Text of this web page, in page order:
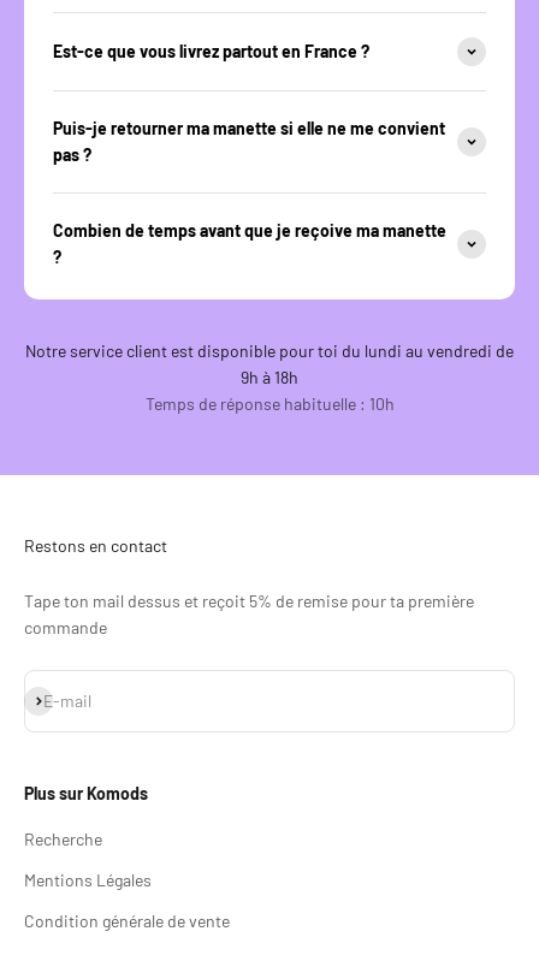
Est-ce que vous livrez partout en France ?
Puis-je retourner ma manette si elle ne me convient
pas ?
Combien de temps avant que je reçoive ma manette
?
Notre service client est disponible pour toi du lundi au vendredi de
9h à 18h
Temps de réponse habituelle : 10h
Restons en contact
Tape ton mail dessus et reçoit 5% de remise pour ta première
commande
E-mail
S'inscrire
Plus sur Komods
Recherche
Mentions Légales
Condition générale de vente